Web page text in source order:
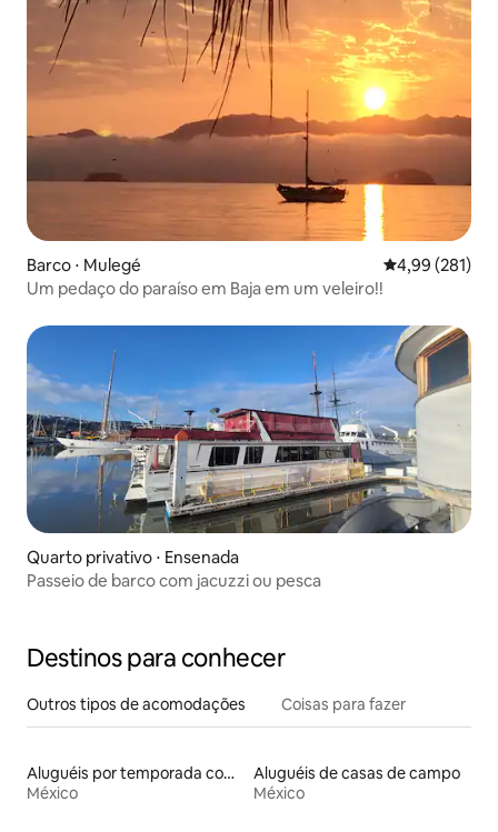
Barco ⋅ Mulegé 4,99 de uma
4,99 (281)
Um pedaço do paraíso em Baja em um veleiro!!
Quarto privativo ⋅ Ensenada
Passeio de barco com jacuzzi ou pesca
Destinos para conhecer
Outros tipos de acomodações Coisas para fazer
Aluguéis por temporada com sauna
México
Aluguéis de casas de campo
México